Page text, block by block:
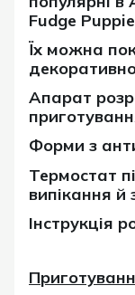
Fudge
Їх можна
Апарат
Форми з
Термостат
випікання й
Інструкція